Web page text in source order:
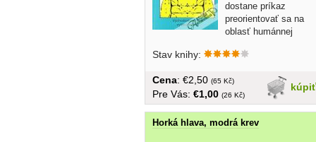
dostane príkaz
preorientovať sa na
oblasť humánnej
Stav knihy:
kúpiť
Cena: €2,50 (65 Kč)
Pre Vás: €1,00 (26 Kč)
Horká hlava, modrá krev